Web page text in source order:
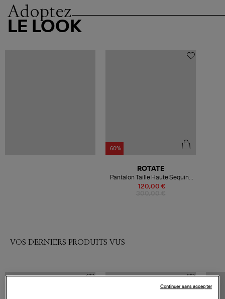
Adoptez
LE LOOK
-60%
120,00 €
ROTATE
Pantalon Taille Haute Sequins
Noir
VOS DERNIERS PRODUITS VUS
Continuer sans accepter